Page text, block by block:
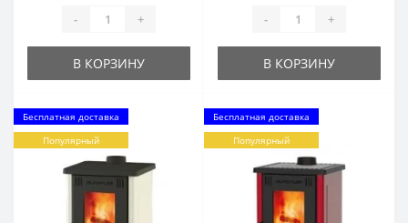
- +
В КОРЗИНУ
- +
В КОРЗИНУ
Бесплатная доставка
Популярный
Бесплатная доставка
Популярный